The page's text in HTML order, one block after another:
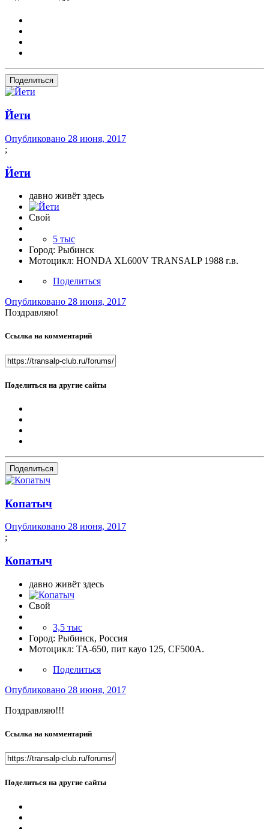
Поделиться
Йети
Опубликовано 28 июня, 2017
;
Йети
давно живёт здесь
Свой
5 тыс
Город: Рыбинск
Мотоцикл: HONDA XL600V TRANSALP 1988 г.в.
Поделиться
Опубликовано 28 июня, 2017
Поздравляю!
Ссылка на комментарий
Поделиться на другие сайты
Поделиться
Копатыч
Опубликовано 28 июня, 2017
;
Копатыч
давно живёт здесь
Свой
3,5 тыс
Город: Рыбинск, Россия
Мотоцикл: ТА-650, пит кауо 125, CF500A.
Поделиться
Опубликовано 28 июня, 2017
Поздравляю!!!
Ссылка на комментарий
Поделиться на другие сайты